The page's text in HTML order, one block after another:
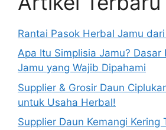
Rantai Pasok Herbal Jamu
Apa Itu Simplisia Jamu? Dasar
Jamu yang Wajib Dipahami
Supplier & Grosir Daun
untuk Usaha Herbal!
Supplier Daun Kemangi